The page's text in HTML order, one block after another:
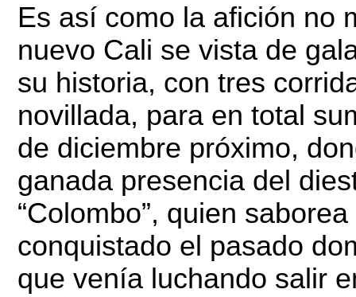
Es así como la afición no
nuevo Cali se vista de
su historia, con tres
novillada, para en total
de diciembre próximo,
ganada presencia del
“Colombo”, quien
conquistado el pasado
que venía luchando salir